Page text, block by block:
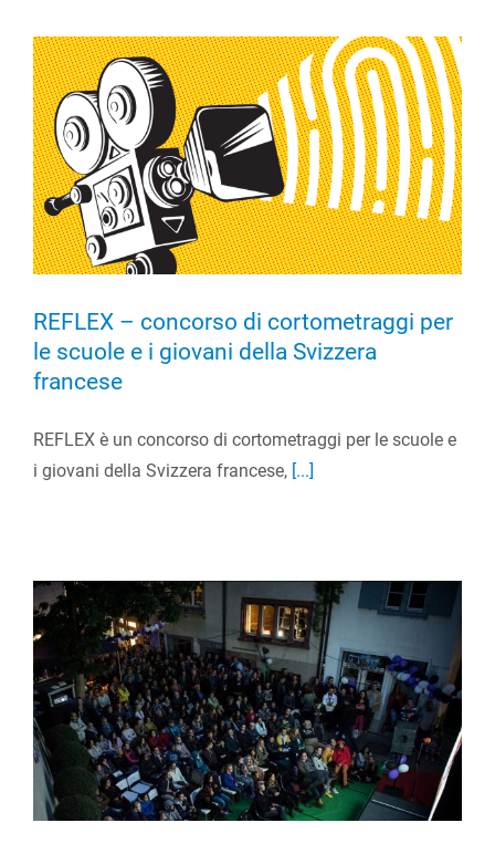
REFLEX – concorso di cortometraggi per
le scuole e i giovani della Svizzera
francese
REFLEX è un concorso di cortometraggi per le scuole e
i giovani della Svizzera francese, [...]